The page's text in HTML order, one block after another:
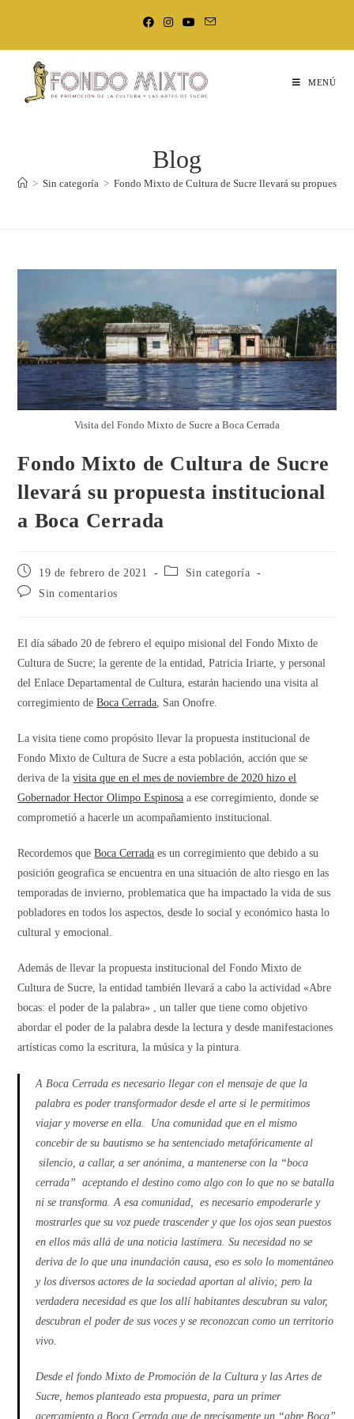
MENÚ
Blog
> Sin categoría > Fondo Mixto de Cultura de Sucre llevará su propuesta
Visita del Fondo Mixto de Sucre a Boca Cerrada
Fondo Mixto de Cultura de Sucre
llevará su propuesta institucional
a Boca Cerrada
19 de febrero de 2021
Sin categoría
Sin comentarios
El día sábado 20 de febrero el equipo misional del Fondo Mixto de
Cultura de Sucre; la gerente de la entidad, Patricia Iriarte, y personal
del Enlace Departamental de Cultura, estarán haciendo una visita al
corregimiento deBoca Cerrada , San Onofre.
La visita tiene como propósito llevar la propuesta institucional de
Fondo Mixto de Cultura de Sucre a esta población, acción que se
deriva de lavisita que en el mes de noviembre de 2020 hizo el
Gobernador Hector Olimpo Espinosa a ese corregimiento, donde se
comprometió a hacerle un acompañamiento institucional.
Recordemos queBoca Cerrada es un corregimiento que debido a su
posición geografica se encuentra en una situación de alto riesgo en las
temporadas de invierno, problematica que ha impactado la vida de sus
pobladores en todos los aspectos, desde lo social y económico hasta lo
cultural y emocional.
Además de llevar la propuesta institucional del Fondo Mixto de
Cultura de Sucre, la entidad también llevará a cabo la actividad «Abre
bocas: el poder de la palabra» , un taller que tiene como objetivo
abordar el poder de la palabra desde la lectura y desde manifestaciones
artísticas como la escritura, la música y la pintura.
A Boca Cerrada es necesario llegar con el mensaje de que la
palabra es poder transformador desde el arte si le permitimos
viajar y moverse en ella. Una comunidad que en el mismo
concebir de su bautismo se ha sentenciado metafóricamente al
silencio, a callar, a ser anónima, a mantenerse con la “boca
cerrada” aceptando el destino como algo con lo que no se batalla
ni se transforma. A esa comunidad, es necesario empoderarle y
mostrarles que su voz puede trascender y que los ojos sean puestos
en ellos más allá de una noticia lastímera. Su necesidad no se
deriva de lo que una inundación causa, eso es solo lo momentáneo
y los diversos actores de la sociedad aportan al alivio; pero la
verdadera necesidad es que los allí habitantes descubran su valor,
descubran el poder de sus voces y se reconozcan como un territorio
vivo.
Desde el fondo Mixto de Promoción de la Cultura y las Artes de
Sucre, hemos planteado esta propuesta, para un primer
acercamiento a Boca Cerrada que de precisamente un “abre Boca”